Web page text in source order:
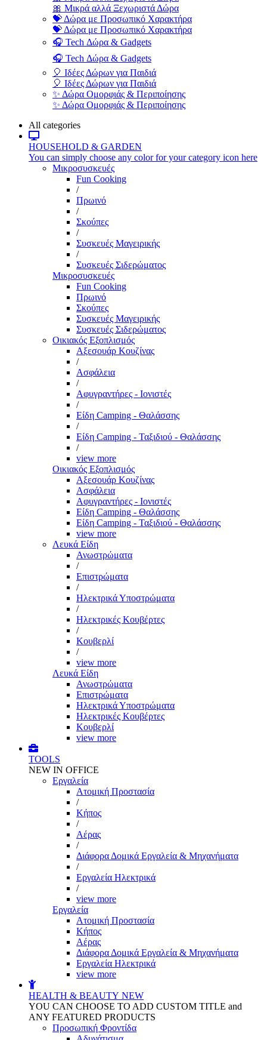
🎀 Μικρά αλλά Ξεχωριστά Δώρα
💝 Δώρα με Προσωπικό Χαρακτήρα
💝 Δώρα με Προσωπικό Χαρακτήρα
🎧 Tech Δώρα & Gadgets
🎧 Tech Δώρα & Gadgets
🎈 Ιδέες Δώρων για Παιδιά
🎈 Ιδέες Δώρων για Παιδιά
✨ Δώρα Ομορφιάς & Περιποίησης
✨ Δώρα Ομορφιάς & Περιποίησης
All categories
HOUSEHOLD & GARDEN
You can simply choose any color for your category icon here
Μικροσυσκευές
Fun Cooking
/
Πρωινό
/
Σκούπες
/
Συσκευές Μαγειρικής
/
Συσκευές Σιδερώματος
Μικροσυσκευές
Fun Cooking
Πρωινό
Σκούπες
Συσκευές Μαγειρικής
Συσκευές Σιδερώματος
Οικιακός Εξοπλισμός
Αξεσουάρ Κουζίνας
/
Ασφάλεια
/
Αφυγραντήρες - Ιονιστές
/
Είδη Camping - Θαλάσσης
/
Είδη Camping - Ταξιδιού - Θαλάσσης
/
view more
Οικιακός Εξοπλισμός
Αξεσουάρ Κουζίνας
Ασφάλεια
Αφυγραντήρες - Ιονιστές
Είδη Camping - Θαλάσσης
Είδη Camping - Ταξιδιού - Θαλάσσης
view more
Λευκά Είδη
Ανωστρώματα
/
Επιστρώματα
/
Ηλεκτρικά Υποστρώματα
/
Ηλεκτρικές Κουβέρτες
/
Κουβερλί
/
view more
Λευκά Είδη
Ανωστρώματα
Επιστρώματα
Ηλεκτρικά Υποστρώματα
Ηλεκτρικές Κουβέρτες
Κουβερλί
view more
TOOLS
NEW IN OFFICE
Εργαλεία
Aτομική Προστασία
/
Kήπος
/
Αέρας
/
Διάφορα Δομικά Εργαλεία & Μηχανήματα
/
Εργαλεία Ηλεκτρικά
/
view more
Εργαλεία
Aτομική Προστασία
Kήπος
Αέρας
Διάφορα Δομικά Εργαλεία & Μηχανήματα
Εργαλεία Ηλεκτρικά
view more
HEALTH & BEAUTY NEW
YOU CAN CHOOSE TO ADD CUSTOM TITLE and
ANY FEATURED PRODUCTS
Προσωπική Φροντίδα